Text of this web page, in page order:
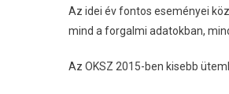
Az idei év fontos eseményei
mind a forgalmi adatokban,
Az OKSZ 2015-ben kisebb